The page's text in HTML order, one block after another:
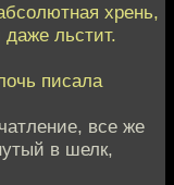
хрень,
даже льстит.
писала
все же
в шелк,